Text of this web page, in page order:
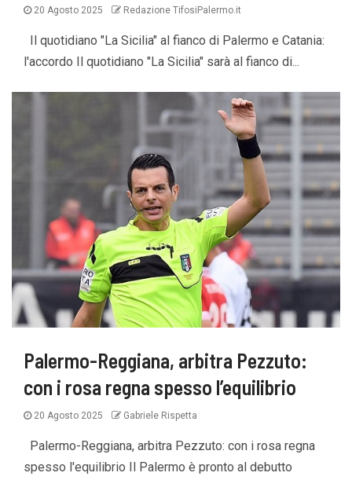
20 Agosto 2025 Redazione TifosiPalermo.it
Il quotidiano "La Sicilia" al fianco di Palermo e Catania:
l'accordo Il quotidiano "La Sicilia" sarà al fianco di...
Palermo-Reggiana, arbitra Pezzuto:
con i rosa regna spesso l’equilibrio
20 Agosto 2025 Gabriele Rispetta
Palermo-Reggiana, arbitra Pezzuto: con i rosa regna
spesso l'equilibrio Il Palermo è pronto al debutto